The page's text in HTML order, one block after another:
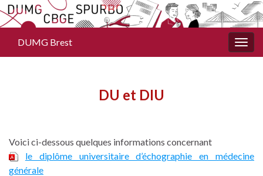
DUMG Brest
DU et DIU
Voici ci-dessous quelques informations concernant
le diplôme universitaire d’échographie en médecine
générale